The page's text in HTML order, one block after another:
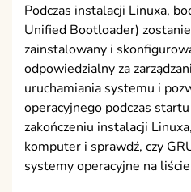
Podczas instalacji Linuxa,
Unified Bootloader)
zainstalowany i
odpowiedzialny za
uruchamiania systemu i
operacyjnego podczas
zakończeniu instalacji
komputer i sprawdź, czy
systemy operacyjne na